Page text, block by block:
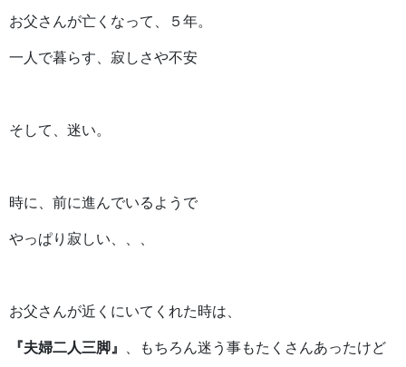
お父さんが亡くなって、５年。
一人で暮らす、寂しさや不安
そして、迷い。
時に、前に進んでいるようで
やっぱり寂しい、、、
お父さんが近くにいてくれた時は、
『夫婦二人三脚』 、もちろん迷う事もたくさんあったけど